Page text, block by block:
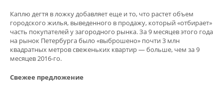
Каплю дегтя в ложку добавляет еще и то, что растет объем
городского жилья, выведенного в продажу, который «отбирает»
часть покупателей у загородного рынка. За 9 месяцев этого года
на рынок Петербурга было «выброшено» почти 3 млн
квадратных метров свеженьких квартир — больше, чем за 9
месяцев 2016-го.
Свежее предложение